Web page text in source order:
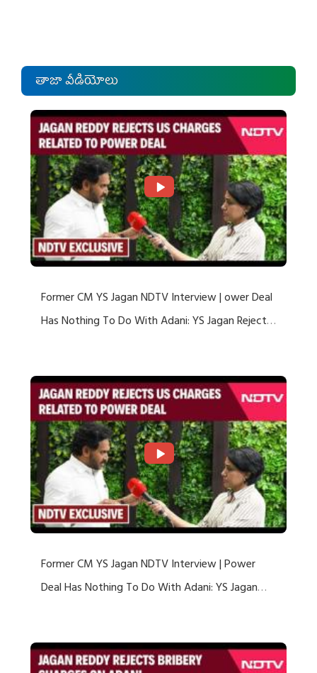
తాజా వీడియోలు
Former CM YS Jagan NDTV Interview | ower Deal
Has Nothing To Do With Adani: YS Jagan Rejects
Former CM YS Jagan NDTV Interview | Power
Deal Has Nothing To Do With Adani: YS Jagan